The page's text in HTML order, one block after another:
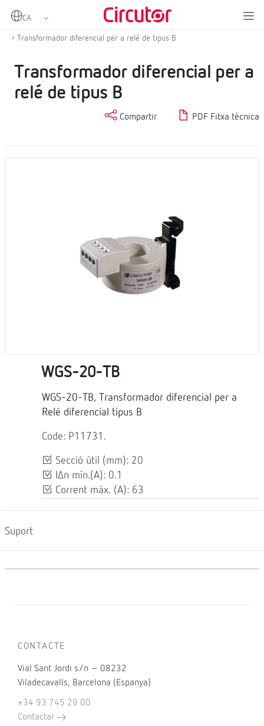
Home
Protecció diferencial
Transformador diferencial per a relé de tipus B
Transformador diferencial per a
relé de tipus B
Compartir PDF Fitxa tècnica
WGS-20-TB
WGS-20-TB, Transformador diferencial per a
Relé diferencial tipus B
Code: P11731.
Secció útil (mm): 20
IΔn mín.(A): 0.1
Corrent màx. (A): 63
Suport
CONTACTE
Vial Sant Jordi s/n – 08232
Viladecavalls, Barcelona (Espanya)
+34 93 745 29 00
Contactar